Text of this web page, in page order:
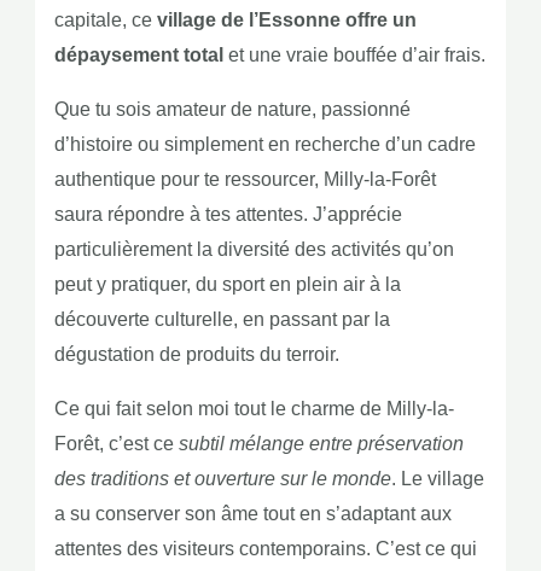
capitale, ce village de l’Essonne offre un
dépaysement total et une vraie bouffée d’air frais.
Que tu sois amateur de nature, passionné
d’histoire ou simplement en recherche d’un cadre
authentique pour te ressourcer, Milly-la-Forêt
saura répondre à tes attentes. J’apprécie
particulièrement la diversité des activités qu’on
peut y pratiquer, du sport en plein air à la
découverte culturelle, en passant par la
dégustation de produits du terroir.
Ce qui fait selon moi tout le charme de Milly-la-
Forêt, c’est ce subtil mélange entre préservation
des traditions et ouverture sur le monde. Le village
a su conserver son âme tout en s’adaptant aux
attentes des visiteurs contemporains. C’est ce qui